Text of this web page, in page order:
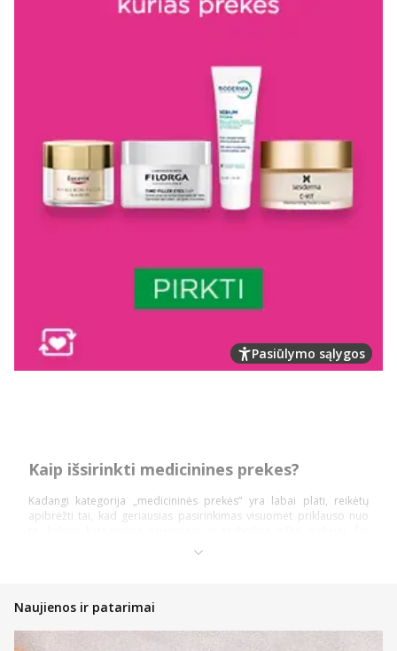
Pasiūlymo sąlygos
Kaip išsirinkti medicinines prekes?
Kadangi kategorija „medicininės prekės“ yra labai plati, reikėtų
apibrėžti tai, kad geriausias pasirinkimas visuomet priklauso nuo
Pasidalinsime bendromis įžvalgomis, ką vertėtų žinoti kiekvienam
pirkėjui, nusprendusiam pirkti internetinėje vaistinėje, kad įsigytų
priemonių ir technikos nauda būtų pati didžiausia!
Naujienos ir patarimai